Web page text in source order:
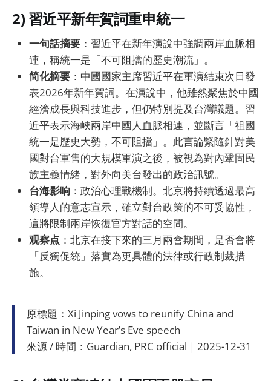
2) 習近平新年賀詞重申統一
一句話摘要 ：習近平在新年演說中強調兩岸血脈相
連，稱統一是「不可阻擋的歷史潮流」。
简化摘要 ：中國國家主席習近平在軍演結束次日發
表2026年新年賀詞。在演說中，他雖然聚焦於中國
經濟成長與科技進步，但仍特別提及台灣議題。習
近平表示海峽兩岸中國人血脈相連，並斷言「祖國
統一是歷史大勢，不可阻擋」。此言論緊隨針對美
國對台軍售的大規模軍演之後，被視為對內鞏固民
族主義情緒，對外向美台發出的政治訊號。
台海影响 ：政治心理戰機制。北京將持續透過最高
領導人的意志宣示，確立對台政策的不可妥協性，
這將限制兩岸恢復官方對話的空間。
观察点 ：北京在接下來的三月兩會期間，是否會將
「反獨促統」落實為更具體的法律或行政制裁措
施。
原標題：Xi Jinping vows to reunify China and
Taiwan in New Year’s Eve speech
來源 / 時間：Guardian, PRC official｜2025-12-31